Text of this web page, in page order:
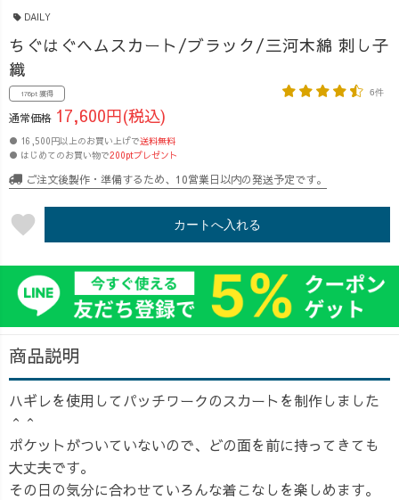
DAILY
ちぐはぐヘムスカート/ブラック/三河木綿 刺し子
織
176pt 獲得 6件
通常価格 17,600円(税込)
● 16,500円以上のお買い上げで送料無料
● はじめてのお買い物で200ptプレゼント
ご注文後製作・準備するため、10営業日以内の発送予定です。
favorite カートへ入れる
商品説明
ハギレを使用してパッチワークのスカートを制作しました
＾＾
ポケットがついていないので、どの面を前に持ってきても
大丈夫です。
その日の気分に合わせていろんな着こなしを楽しめます。